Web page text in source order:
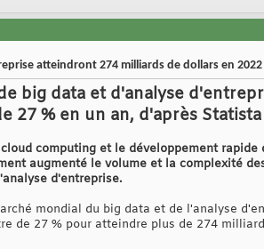
atteindront 274 milliards de dollars en 2022
big data et d'analyse
27 % en un an, d'après
computing et le développement
augmenté le volume et la complexité
d'entreprise.
mondial du big data et de l'analyse
de 27 % pour atteindre plus de 274